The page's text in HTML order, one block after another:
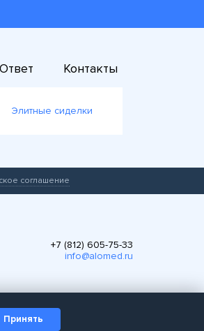
Контакты
Элитные сиделки
соглашение
+7 (812) 605-75-33
info@alomed.ru
Принять